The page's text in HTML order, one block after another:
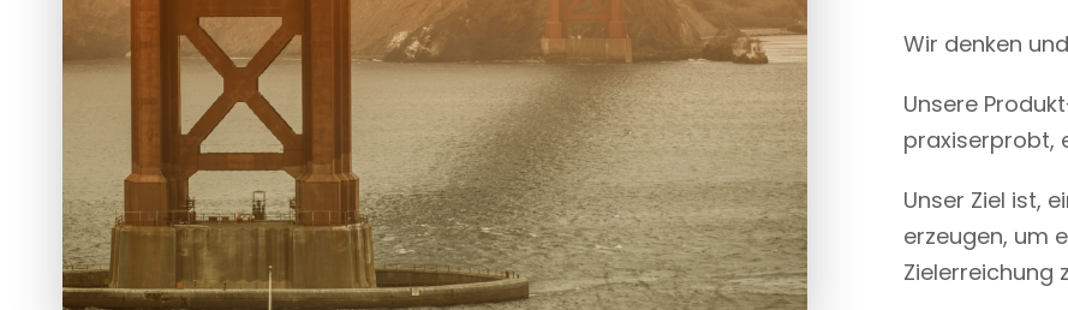
Wir denken
Unsere
praxiserprobt,
Unser Ziel ist,
erzeugen, um
Zielerreichung